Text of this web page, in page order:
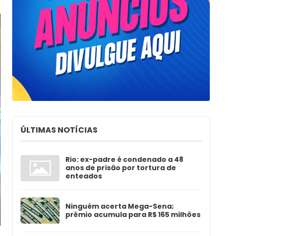
ÚLTIMAS NOTÍCIAS
Rio: ex-padre é condenado a 48
anos de prisão por tortura de
enteados
Ninguém acerta Mega-Sena;
prêmio acumula para R$ 165 milhões